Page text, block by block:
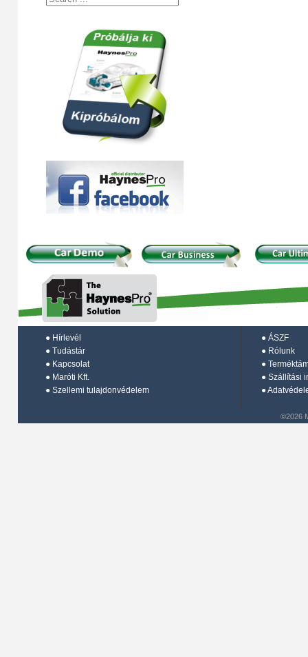
● Hírlevél
● Tudástár
● Kapcsolat
● Maróti Kft.
● Szellemi tulajdonvédelem
● ÁSZF
● Rólunk
●
● Szállítási
●
©2026